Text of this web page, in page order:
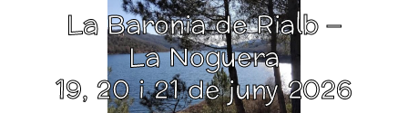
La Baronia de Rialb –
La Noguera
19, 20 i 21 de juny 2026